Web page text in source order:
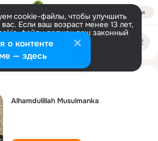
Войти
cookie-файлы, чтобы улучшить
Если ваш возраст менее 13 лет,
файлы должен ваш законный
Больше информации
все Настроить
alkhamdulillakh
Alhamdulillah Musulmanka
о контенте
— здесь